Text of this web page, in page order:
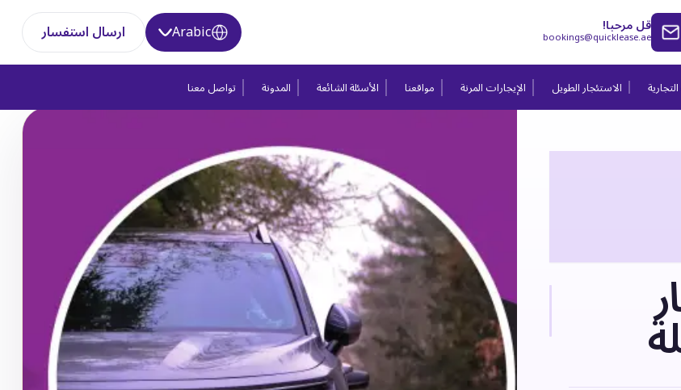
قل مرحبا!
bookings@quicklease.ae
Arabic ارسال استفسار
الاستئجار الطويل الإيجارات المرنة مواقعنا الأسئلة الشائعة المدونة تواصل معنا